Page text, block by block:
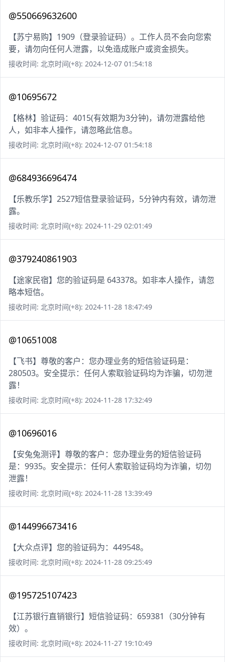
@550669632600
【苏宁易购】1909（登录验证码）。工作人员不会向您索
要，请勿向任何人泄露，以免造成账户或资金损失。
接收时间: 北京时间(+8): 2024-12-07 01:54:18
@10695672
【格林】验证码：4015(有效期为3分钟)，请勿泄露给他
人，如非本人操作，请忽略此信息。
接收时间: 北京时间(+8): 2024-12-07 01:54:18
@684936696474
【乐教乐学】2527短信登录验证码，5分钟内有效，请勿泄
露。
接收时间: 北京时间(+8): 2024-11-29 02:01:49
@379240861903
【途家民宿】您的验证码是 643378。如非本人操作，请忽
略本短信。
接收时间: 北京时间(+8): 2024-11-28 18:47:49
@10651008
【飞书】尊敬的客户：您办理业务的短信验证码是：
280503。安全提示：任何人索取验证码均为诈骗，切勿泄
露！
接收时间: 北京时间(+8): 2024-11-28 17:32:49
@10696016
【安兔兔测评】尊敬的客户：您办理业务的短信验证码
是：9935。安全提示：任何人索取验证码均为诈骗，切勿
泄露！
接收时间: 北京时间(+8): 2024-11-28 13:39:49
@144996673416
【大众点评】您的验证码为：449548。
接收时间: 北京时间(+8): 2024-11-28 09:25:49
@195725107423
【江苏银行直销银行】短信验证码：659381（30分钟有
效）。
接收时间: 北京时间(+8): 2024-11-27 19:10:49